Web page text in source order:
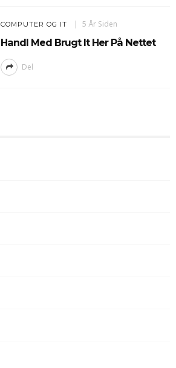
COMPUTER OG IT 5 År Siden
Handl Med Brugt It Her På Nettet
Del